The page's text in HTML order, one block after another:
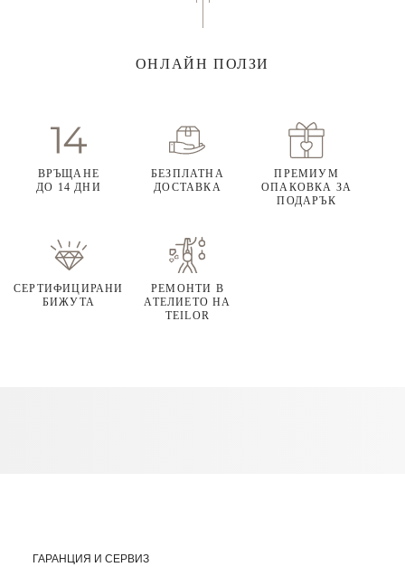
ОНЛАЙН ПОЛЗИ
ВРЪЩАНЕ
ДО 14 ДНИ
БЕЗПЛАТНА
ДОСТАВКА
ПРЕМИУМ
ОПАКОВКА ЗА
ПОДАРЪК
СЕРТИФИЦИРАНИ
БИЖУТА
РЕМОНТИ В
АТЕЛИЕТО НА
TEILOR
ГАРАНЦИЯ И СЕРВИЗ